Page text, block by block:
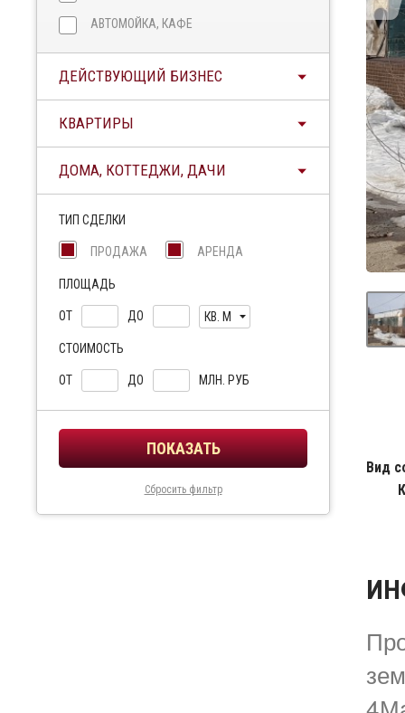
АВТОМОЙКА, КАФЕ
ДЕЙСТВУЮЩИЙ БИЗНЕС
КВАРТИРЫ
ДОМА, КОТТЕДЖИ, ДАЧИ
ТИП СДЕЛКИ
ПРОДАЖА АРЕНДА
ПЛОЩАДЬ
ОТ ДО КВ. М
СТОИМОСТЬ
ОТ ДО МЛН. РУБ
Сбросить фильтр
Вид